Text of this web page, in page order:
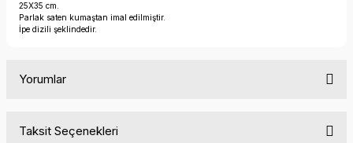
25X35 cm.
Parlak saten kumaştan imal edilmiştir.
İpe dizili şeklindedir.
Yorumlar
Taksit Seçenekleri